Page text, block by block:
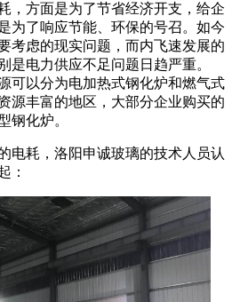
，方面是为了节省经济开支，给企
为了响应节能、环保的号召。如今
考虑的现实问题，而内飞速发展的
是电力供应不足问题日趋严重。
可以分为电加热式钢化炉和燃气式
源丰富的地区，大部分企业购买的
钢化炉。
耗，洛阳申诚玻璃的技术人员认
：